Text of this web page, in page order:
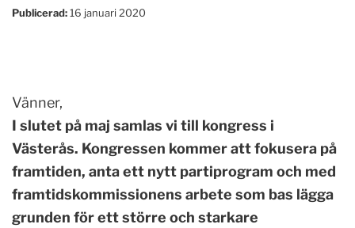
Publicerad:16 januari 2020
Vänner,
I slutet på maj samlas vi till kongress i
Västerås. Kongressen kommer att fokusera på
framtiden, anta ett nytt partiprogram och med
framtidskommissionens arbete som bas lägga
grunden för ett större och starkare